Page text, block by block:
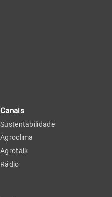
Canais
Sustentabilidade
Agroclima
Agrotalk
Rádio